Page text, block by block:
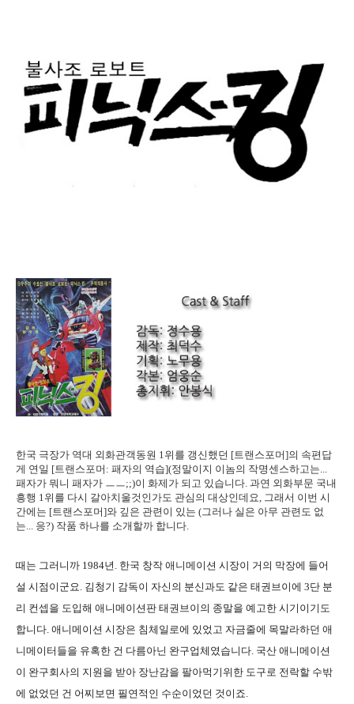
한국 극장가 역대 외화관객동원 1위를 갱신했던 [트랜스포머]의 속편답
게 연일 [트랜스포머: 패자의 역습](정말이지 이놈의 작명센스하고는...
패자가 뭐니 패자가 ㅡㅡ;;)이 화제가 되고 있습니다. 과연 외화부문 국내
흥행 1위를 다시 갈아치울것인가도 관심의 대상인데요, 그래서 이번 시
간에는 [트랜스포머]와 깊은 관련이 있는 (그러나 실은 아무 관련도 없
는... 응?) 작품 하나를 소개할까 합니다.
때는 그러니까 1984년. 한국 창작 애니메이션 시장이 거의 막장에 들어
설 시점이군요. 김청기 감독이 자신의 분신과도 같은 태권브이에 3단 분
리 컨셉을 도입해 애니메이션판 태권브이의 종말을 예고한 시기이기도
합니다. 애니메이션 시장은 침체일로에 있었고 자금줄에 목말라하던 애
니메이터들을 유혹한 건 다름아닌 완구업체였습니다. 국산 애니메이션
이 완구회사의 지원을 받아 장난감을 팔아먹기위한 도구로 전락할 수밖
에 없었던 건 어찌보면 필연적인 수순이었던 것이죠.